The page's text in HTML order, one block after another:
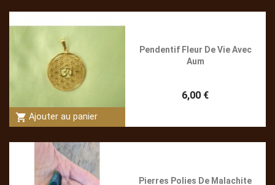
shopping_cart Ajouter au panier
Pendentif Fleur De Vie Avec
Aum
6,00 €
Pierres Polies De Malachite